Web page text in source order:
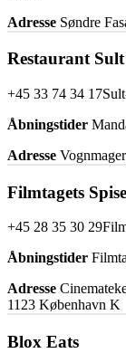
Adresse Søndre
Restaurant Sult
Adresse
Åbningstider
+45 33 74 34 17
Filmtagets
Adresse
1123 København K
Åbningstider
+45 28 35 30 29
Blox Eats